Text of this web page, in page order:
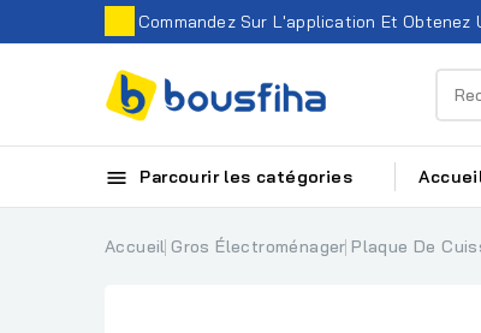
Commandez Sur L'application Et Obtenez
 Parcourir les catégories
Accueil Gros Électroménager Plaque De